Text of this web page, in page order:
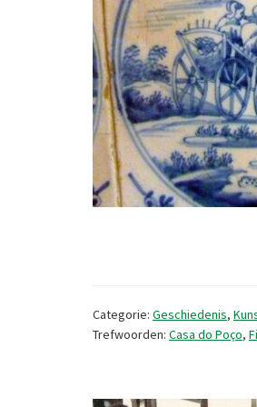
Categorie: Geschiedenis,
Trefwoorden: Casa do Poço,